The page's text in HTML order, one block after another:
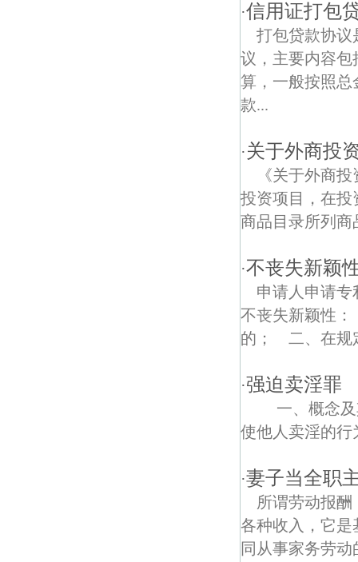
·信用证打包
打包贷款协议
议，主要内容包
算，一般按照总
款...
·关于外商投
《关于外商
投资项目，在投
商品目录所列商
·不丧失新颖
申请人申请
不丧失新颖性
的； 二、在规
·强迫卖淫罪
一、概念及
使他人卖淫的
·妻子当全职
所谓劳动报
各种收入，它是
同从事家务劳